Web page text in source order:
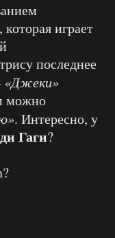
, которая играет
последнее
«Джеки»
можно
. Интересно, у
Гаги?